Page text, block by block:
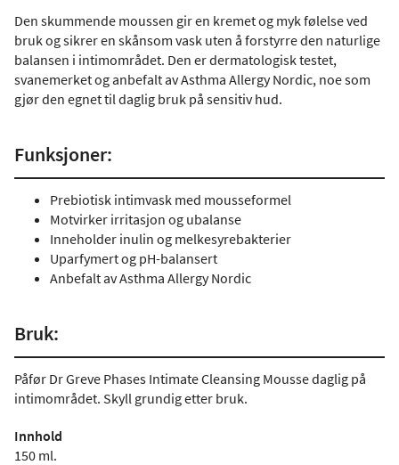
Den skummende moussen gir en kremet og myk følelse ved
bruk og sikrer en skånsom vask uten å forstyrre den naturlige
balansen i intimområdet. Den er dermatologisk testet,
svanemerket og anbefalt av Asthma Allergy Nordic, noe som
gjør den egnet til daglig bruk på sensitiv hud.
Funksjoner:
Prebiotisk intimvask med mousseformel
Motvirker irritasjon og ubalanse
Inneholder inulin og melkesyrebakterier
Uparfymert og pH-balansert
Anbefalt av Asthma Allergy Nordic
Bruk:
Påfør Dr Greve Phases Intimate Cleansing Mousse daglig på
intimområdet. Skyll grundig etter bruk.
Innhold
150 ml.